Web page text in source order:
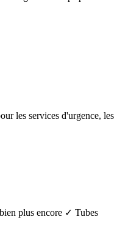
les services d'urgence, les
plus encore ✓ Tubes